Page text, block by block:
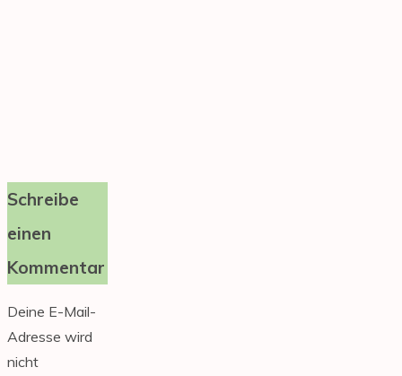
Schreibe
einen
Kommentar
Deine E-Mail-
Adresse wird
nicht